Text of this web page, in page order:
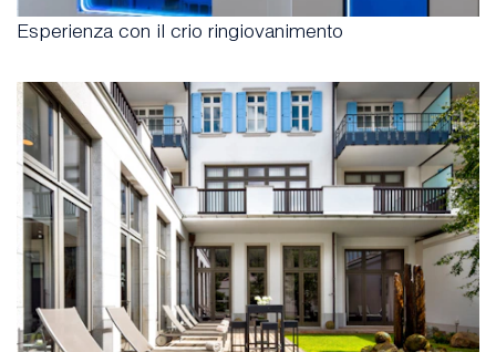
Esperienza con il crio ringiovanimento